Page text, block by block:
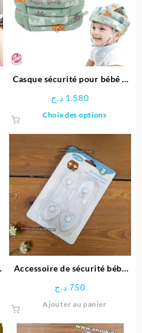
Casque sécurité pour bébé –
1.580 د.ج
Choix des options
Les
options
choisies
sur
la
page
Accessoire de sécurité bébé
750 د.ج
Ajouter au panier